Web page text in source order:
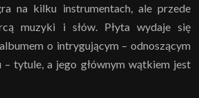
na kilku instrumentach, ale przede
muzyki i słów. Płyta wydaje się
o intrygującym – odnoszącym
tytule, a jego głównym wątkiem jest